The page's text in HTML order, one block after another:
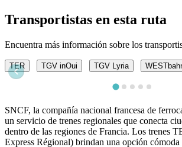
Transportistas en esta ruta
Encuentra más información sobre los
TER TGV inOui TGV Lyria
SNCF, la compañía nacional francesa de
un servicio de trenes regionales que conecta
dentro de las regiones de Francia. Los trenes
Express Régional) brindan una opción cómoda